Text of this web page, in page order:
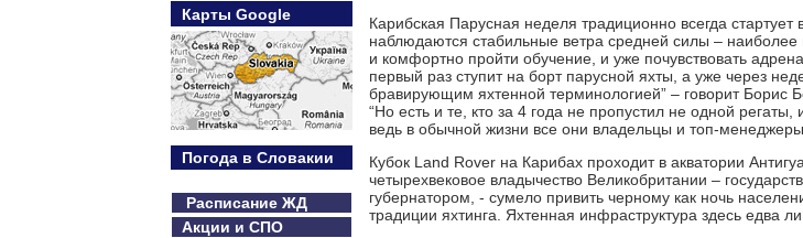
Карты Google
Погода в Словакии
Расписание ЖД
Акции и СПО
Карибская Парусная неделя традиционно всегда
наблюдаются стабильные ветра средней силы –
и комфортно пройти обучение, и уже почувствовать
первый раз ступит на борт парусной яхты, а уже через
бравирующим яхтенной терминологией” – говорит Борис
“Но есть и те, кто за 4 года не пропустил не одной
ведь в обычной жизни все они владельцы и топ-
Кубок Land Rover на Карибах проходит в акватории
четырехвековое владычество Великобритании –
губернатором, - сумело привить черному как ночь
традиции яхтинга. Яхтенная инфраструктура здесь едва